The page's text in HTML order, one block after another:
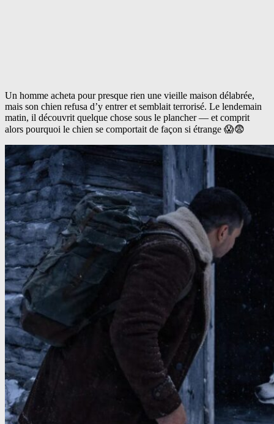
Un homme acheta pour presque rien une vieille maison délabrée,
mais son chien refusa d’y entrer et semblait terrorisé. Le lendemain
matin, il découvrit quelque chose sous le plancher — et comprit
alors pourquoi le chien se comportait de façon si étrange 😱😨